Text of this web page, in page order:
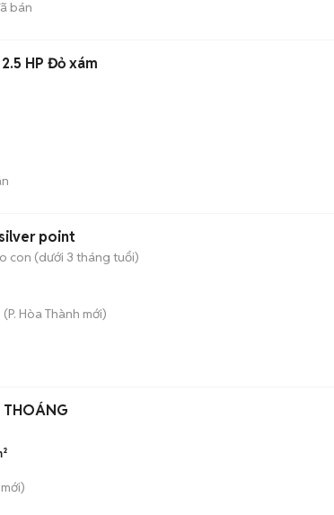
bán
HP Đỏ xám
point
con (dưới 3 tháng tuổi)
(P. Hòa Thành mới)
THOÁNG
mới)